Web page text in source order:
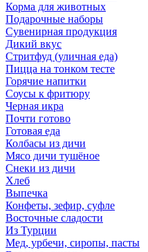
Корма для животных
Подарочные наборы
Сувенирная продукция
Дикий вкус
Стритфуд (уличная еда)
Пицца на тонком тесте
Горячие напитки
Соусы к фритюру
Черная икра
Почти готово
Готовая еда
Колбасы из дичи
Мясо дичи тушёное
Снеки из дичи
Хлеб
Выпечка
Конфеты, зефир, суфле
Восточные сладости
Из Турции
Мед, урбечи, сиропы, пасты